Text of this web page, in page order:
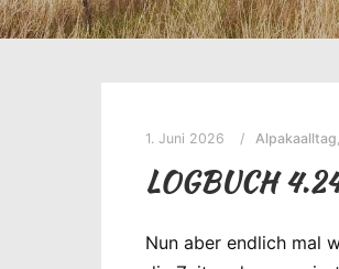
1. Juni 2026 Alpakaalltag,
LOGBUCH
Nun aber endlich mal